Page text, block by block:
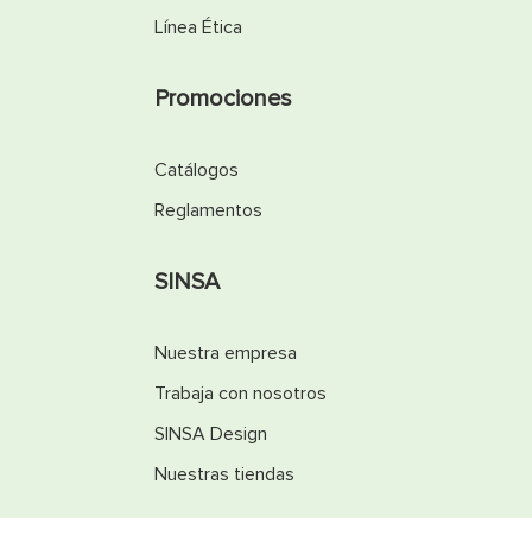
Línea Ética
Promociones
Catálogos
Reglamentos
SINSA
Nuestra empresa
Trabaja con nosotros
SINSA Design
Nuestras tiendas